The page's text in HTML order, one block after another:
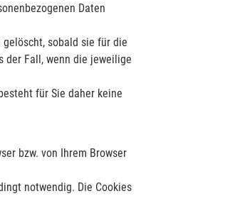
Daten
gelöscht, sobald sie für die
der Fall, wenn die jeweilige
für Sie daher keine
bzw. von Ihrem Browser
notwendig. Die Cookies